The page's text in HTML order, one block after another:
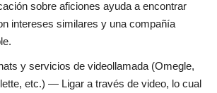
sobre aficiones ayuda a encontrar
intereses similares y una compañía
y servicios de videollamada (Omegle,
etc.) — Ligar a través de video, lo cual